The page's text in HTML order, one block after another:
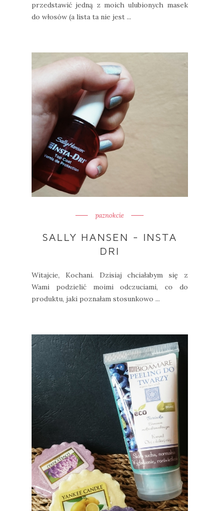
przedstawić jedną z moich ulubionych masek
do włosów (a lista ta nie jest ...
paznokcie
SALLY HANSEN - INSTA
DRI
Witajcie, Kochani. Dzisiaj chciałabym się z
Wami podzielić moimi odczuciami, co do
produktu, jaki poznałam stosunkowo ...